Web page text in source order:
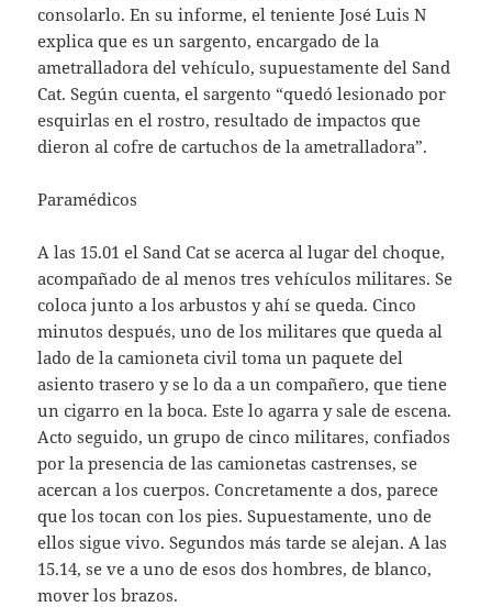
consolarlo. En su informe, el teniente José Luis N
explica que es un sargento, encargado de la
ametralladora del vehículo, supuestamente del Sand
Cat. Según cuenta, el sargento “quedó lesionado por
esquirlas en el rostro, resultado de impactos que
dieron al cofre de cartuchos de la ametralladora”.
Paramédicos
A las 15.01 el Sand Cat se acerca al lugar del choque,
acompañado de al menos tres vehículos militares. Se
coloca junto a los arbustos y ahí se queda. Cinco
minutos después, uno de los militares que queda al
lado de la camioneta civil toma un paquete del
asiento trasero y se lo da a un compañero, que tiene
un cigarro en la boca. Este lo agarra y sale de escena.
Acto seguido, un grupo de cinco militares, confiados
por la presencia de las camionetas castrenses, se
acercan a los cuerpos. Concretamente a dos, parece
que los tocan con los pies. Supuestamente, uno de
ellos sigue vivo. Segundos más tarde se alejan. A las
15.14, se ve a uno de esos dos hombres, de blanco,
mover los brazos.